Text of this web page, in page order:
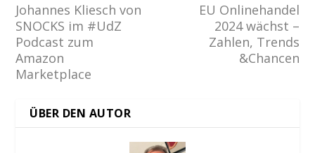
Johannes Kliesch von
SNOCKS im #UdZ
Podcast zum
Amazon
Marketplace
EU Onlinehandel
2024 wächst –
Zahlen, Trends
&Chancen
ÜBER DEN AUTOR